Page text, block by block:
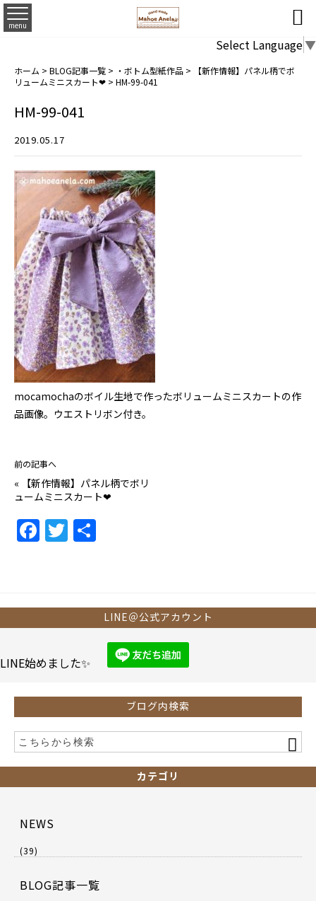
menu 
Select Language▼
ホーム > BLOG記事一覧 > ・ボトム型紙作品 >
【新作情報】パネル柄でボ
リュームミニスカート❤ > HM-99-041
HM-99-041
2019.05.17
mocamochaのボイル生地で作ったボリュームミニスカートの作
品画像。ウエストリボン付き。
前の記事へ
«
【新作情報】パネル柄でボリ
ュームミニスカート❤
F
a
b
o
k
T
w
LINE＠公式アカウント
LINE始めました✨
ブログ内検索
カテゴリ
NEWS
(39)
BLOG記事一覧